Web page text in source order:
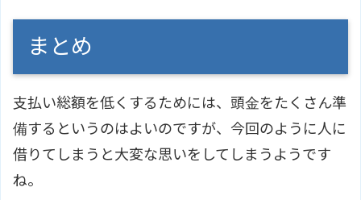
まとめ
支払い総額を低くするためには、頭金をたくさん準
備するというのはよいのですが、今回のように人に
借りてしまうと大変な思いをしてしまうようです
ね。